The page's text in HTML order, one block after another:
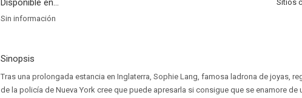
Disponible en...
Sitios
Sin información
Sinopsis
Tras una prolongada estancia en Inglaterra, Sophie Lang, famosa ladrona de joyas,
de la policía de Nueva York cree que puede apresarla si consigue que se enamore